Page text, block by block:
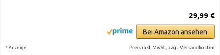
29,99 €
Bei Amazon ansehen
* Anzeige Preis inkl. MwSt., zzgl. Versandkosten